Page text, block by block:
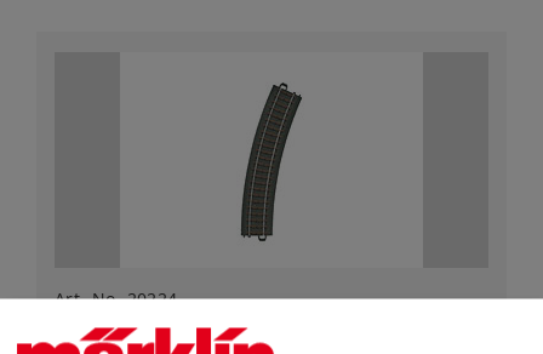
Art.-No. 20224
Märklin Start up - C-rail gebogen